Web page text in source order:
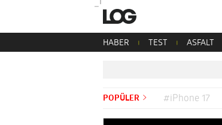
HABER TEST ASFALT
POPÜLER #iPhone 17